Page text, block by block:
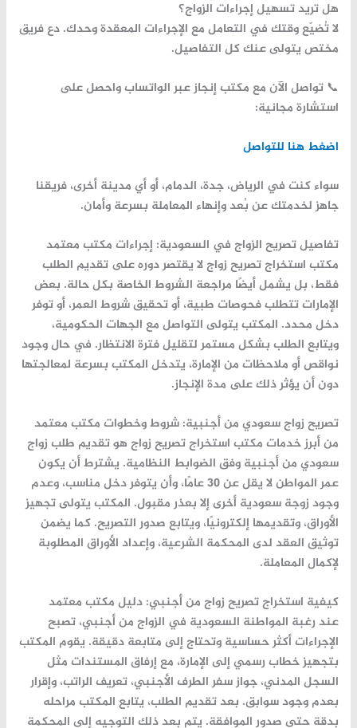
هلتريدتسهيلإجراءات الزواج؟
لاتُضيّعوقتك في التعامل مع الإجراءات المعقدةوحدك.دعفريق
مختص يتولىعنككل التفاصيل.
📞تواصل الآن مع مكتبإنجازعبرالواتسابواحصلعلى
استشارة مجانية:
اضغط هنا للتواصل
سواءكنت في الرياض،جدة، الدمام،أوأي مدينةأخرى،فريقنا
جاهزلخدمتكعن بُعدوإنهاء المعاملة بسرعةوأمان.
تفاصيلتصريح الزواج في السعودية:إجراءات مكتب معتمد
مكتب استخراجتصريح زواجلا يقتصردورهعلىتقديم الطلب
فقط، بل يشملأيضًا مراجعة الشروط الخاصة بكلحالة. بعض
الإماراتتتطلبفحوصات طبية،أوتحقيقشروط العمر،أوتوفر
دخل محدد. المكتب يتولى التواصل مع الجهات الحكومية،
ويتابع الطلب بشكل مستمرلتقليلفترة الانتظار. فيحالوجود
نواقصأو ملاحظات من الإمارة، يتدخل المكتب بسرعة لمعالجتها
دونأن يؤثرذلكعلى مدة الإنجاز.
تصريح زواجسعودي منأجنبية:شروطوخطوات مكتب معتمد
منأبرزخدمات مكتب استخراجتصريح زواج هوتقديم طلب زواج
سعودي منأجنبيةوفق الضوابط النظامية. يشترطأن يكون
عمرالمواطنلا يقلعن30عامًا،وأن يتوفردخل مناسب،وعدم
وجود زوجةسعوديةأخرىإلا بعذرمقبول. المكتب يتولىتجهيز
الأوراق،وتقديمهاإلكترونيًا،ويتابع صدورالتصريح.كما يضمن
توثيق العقد لدى المحكمة الشرعية،وإعداد الأوراق المطلوبة
لإكمال المعاملة.
كيفية استخراجتصريح زواج منأجنبي:دليل مكتب معتمد
عند رغبة المواطنة السعودية في الزواج منأجنبي،تصبح
الإجراءاتأكثرحساسيةوتحتاجإلى متابعةدقيقة. يقوم المكتب
بتجهيزخطاب رسميإلى الإمارة، معإرفاق المستندات مثل
السجل المدني،جوازسفرالطرف الأجنبي،تعريف الراتب،وإقرار
بعدموجودسوابق. بعدتقديم الطلب، يتابع المكتب مراحله
بدقةحتى صدورالموافقة. يتم بعدذلك التوجيهإلى المحكمة